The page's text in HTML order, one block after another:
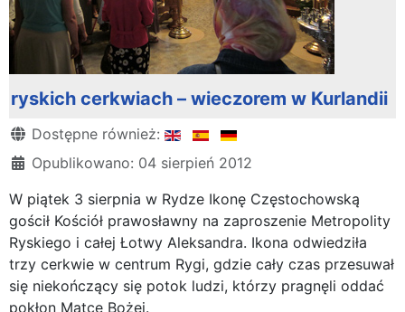
ryskich cerkwiach – wieczorem w Kurlandii
Szczegóły
Dostępne również:
Opublikowano: 04 sierpień 2012
W piątek 3 sierpnia w Rydze Ikonę Częstochowską
gościł Kościół prawosławny na zaproszenie Metropolity
Ryskiego i całej Łotwy Aleksandra. Ikona odwiedziła
trzy cerkwie w centrum Rygi, gdzie cały czas przesuwał
się niekończący się potok ludzi, którzy pragnęli oddać
pokłon Matce Bożej.